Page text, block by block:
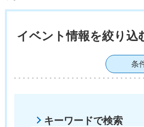
イベント情報を絞り込
条
キーワードで検索